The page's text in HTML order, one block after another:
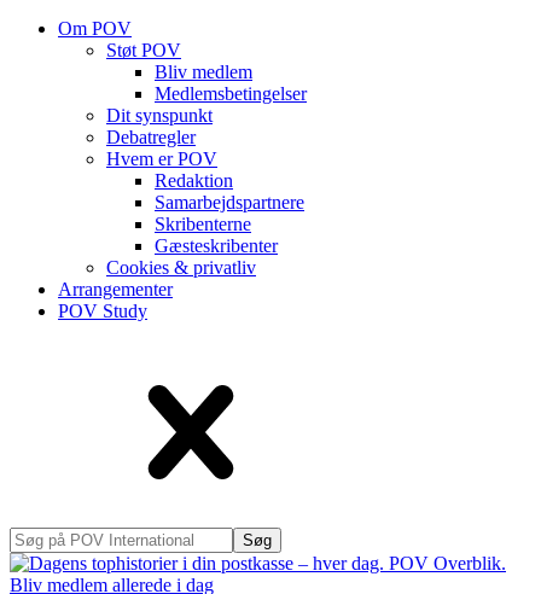
Om POV
Støt POV
Bliv medlem
Medlems­betingelser
Dit synspunkt
Debatregler
Hvem er POV
Redaktion
Samarbejdspartnere
Skribenterne
Gæsteskribenter
Cookies & privatliv
Arrangementer
POV Study
Søg
på
POV